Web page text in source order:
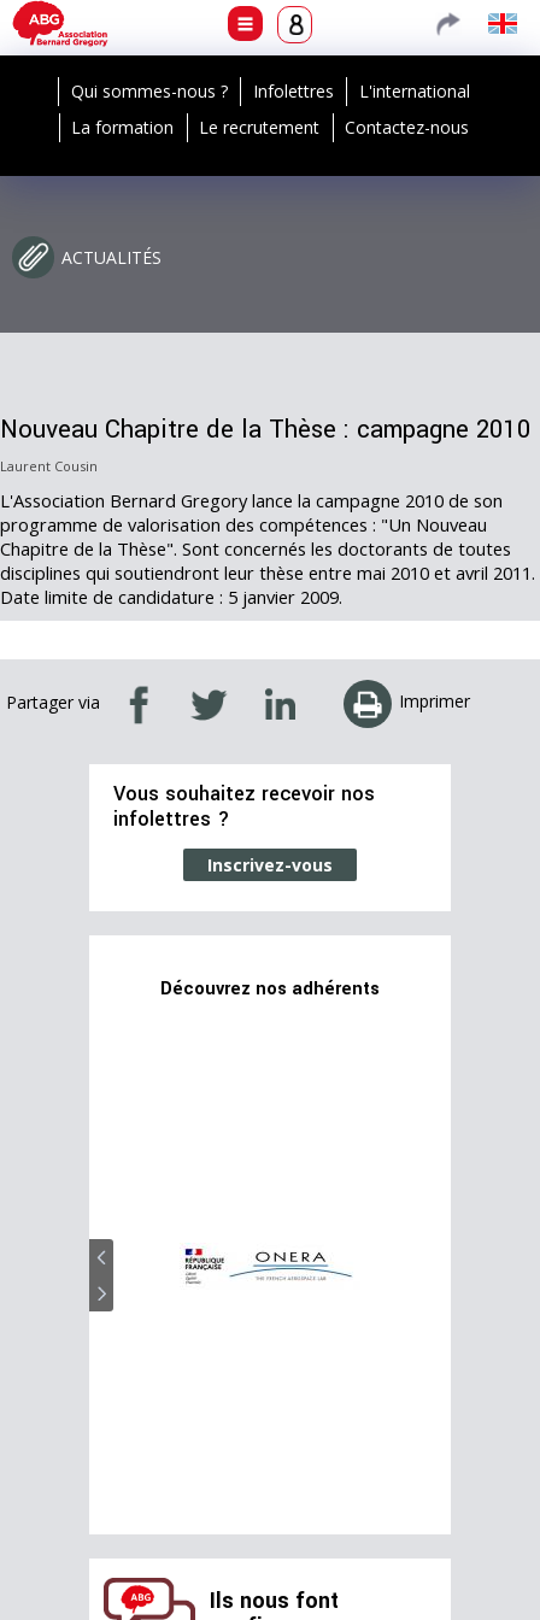
Qui sommes-nous ? Infolettres
L'international
La formation
Le recrutement Contactez-nous
ACTUALITÉS
Nouveau Chapitre de la Thèse : campagne 2010
Laurent Cousin
L'Association Bernard Gregory lance la campagne 2010 de son
programme de valorisation des compétences : "Un Nouveau
Chapitre de la Thèse". Sont concernés les doctorants de toutes
disciplines qui soutiendront leur thèse entre mai 2010 et avril 2011.
Date limite de candidature : 5 janvier 2009.
Partager via Imprimer
Vous souhaitez recevoir nos
infolettres ?
Inscrivez-vous
Découvrez nos adhérents
Ils nous font